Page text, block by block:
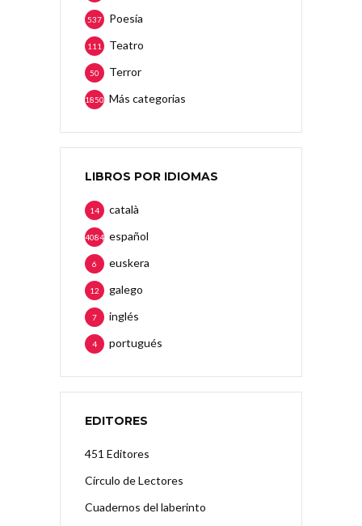
Poesía
537
Teatro
111
Terror
50
Más categorias
1850
LIBROS POR IDIOMAS
català
14
español
4084
euskera
6
galego
12
inglés
7
portugués
4
EDITORES
451 Editores
Círculo de Lectores
Cuadernos del laberinto